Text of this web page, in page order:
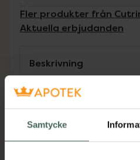
Samtycke
Fler produkter från
Aktuella erbjudanden
Beskrivning
CUTRIN BIO+
FUKTGIVANDE
ett skonsamt men
återfuktar samtidigt